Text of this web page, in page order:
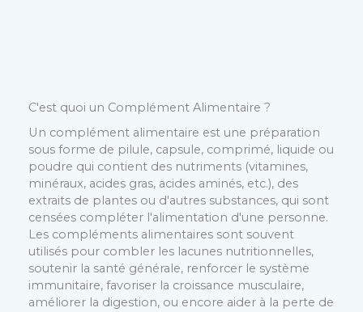
C'est quoi un Complément Alimentaire ?
Un complément alimentaire est une préparation
sous forme de pilule, capsule, comprimé, liquide ou
poudre qui contient des nutriments (vitamines,
minéraux, acides gras, acides aminés, etc.), des
extraits de plantes ou d'autres substances, qui sont
censées compléter l'alimentation d'une personne.
Les compléments alimentaires sont souvent
utilisés pour combler les lacunes nutritionnelles,
soutenir la santé générale, renforcer le système
immunitaire, favoriser la croissance musculaire,
améliorer la digestion, ou encore aider à la perte de